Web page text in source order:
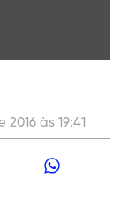
às 19:41